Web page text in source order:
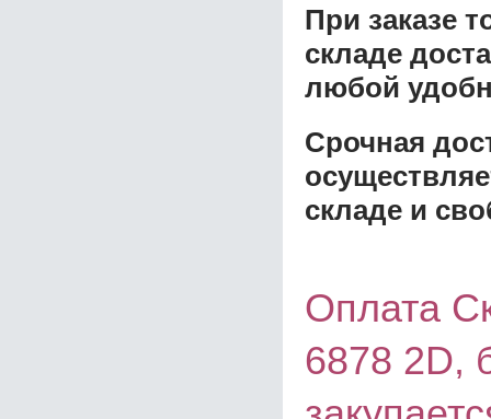
При заказе
складе
любой
Срочная
складе и
Оплата
6878 2D,